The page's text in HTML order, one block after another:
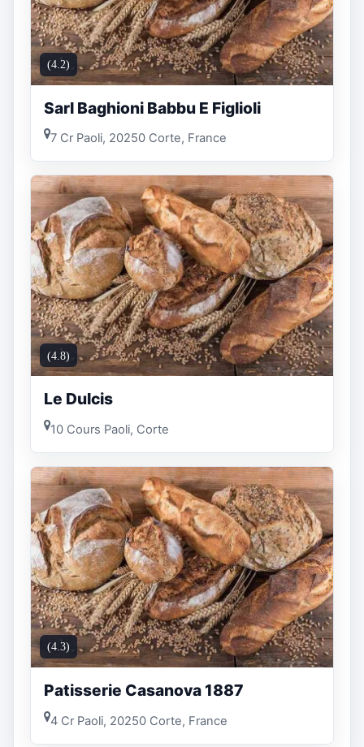
(4.2)
Sarl Baghioni Babbu E Figlioli
7 Cr Paoli, 20250 Corte, France
(4.8)
Le Dulcis
10 Cours Paoli, Corte
(4.3)
Patisserie Casanova 1887
4 Cr Paoli, 20250 Corte, France